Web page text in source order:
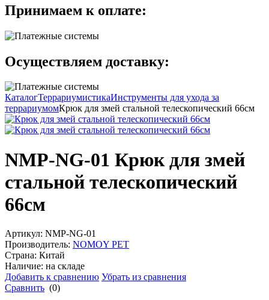
Принимаем к оплате:
Осуществляем доставку:
КаталогТеррариумистикаИнструменты для ухода за
террариумомКрюк для змей стальной телескопический 66см
NMP-NG-01 Крюк для змей
стальной телескопический
66см
Артикул: NMP-NG-01
Производитель: NOMOY PET
Страна: Китай
Наличие: на складе
Добавить к сравнению Убрать из сравнения
Сравнить (0)